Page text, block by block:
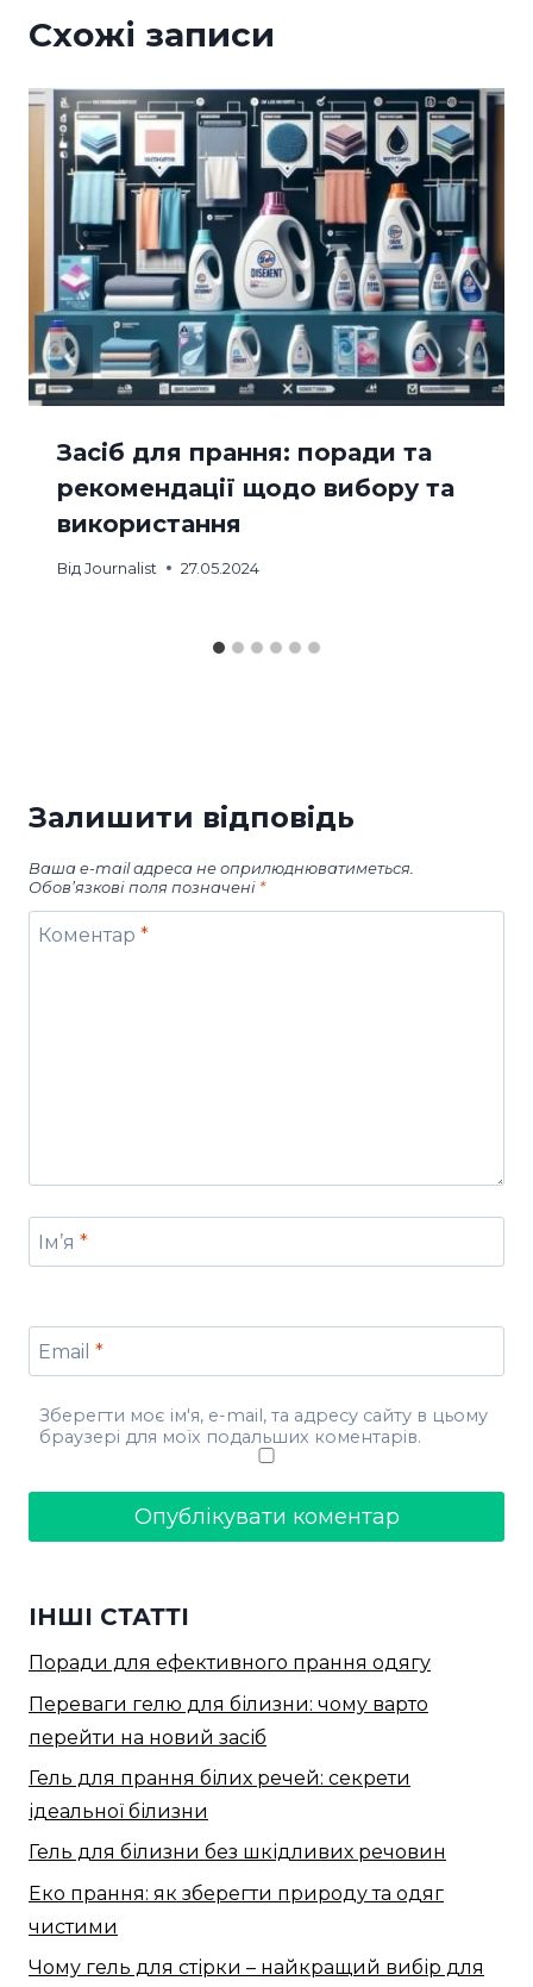
Схожі записи
Засіб для прання: поради та
рекомендації щодо вибору та
використання
Від Journalist 27.05.2024
Залишити відповідь
Ваша e-mail адреса не оприлюднюватиметься.
Обов’язкові поля позначені *
Коментар *
Ім’я *
Email *
Зберегти моє ім'я, e-mail, та адресу сайту в цьому
браузері для моїх подальших коментарів.
ІНШІ СТАТТІ
Поради для ефективного прання одягу
Переваги гелю для білизни: чому варто
перейти на новий засіб
Гель для прання білих речей: секрети
ідеальної білизни
Гель для білизни без шкідливих речовин
Еко прання: як зберегти природу та одяг
чистими
Чому гель для стірки – найкращий вибір для